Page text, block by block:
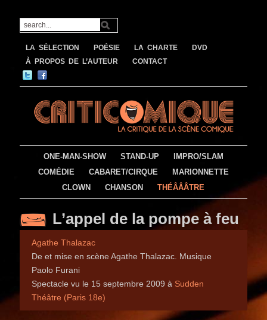
LA SÉLECTION POÉSIE LA CHARTE
DVD
À PROPOS DE L’AUTEUR
CONTACT
ONE-MAN-SHOW STAND-UP
IMPRO/SLAM
COMÉDIE
CABARET/CIRQUE
MARIONNETTE
CLOWN
CHANSON THÉÂÂÂTRE
L’appel de la pompe à feu
Agathe Thalazac
De et mise en scène Agathe Thalazac. Musique
Paolo Furani
Spectacle vu le 15 septembre 2009 à Sudden
Théâtre (Paris 18e)